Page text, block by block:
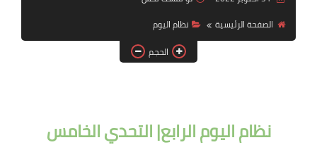
أنظمة شهر رمضان
وصفات الطعام
Diet plan
الصفحة الرئيسية
نظام اليوم
الحجم
نظام اليوم الرابع| التحدي الخامس